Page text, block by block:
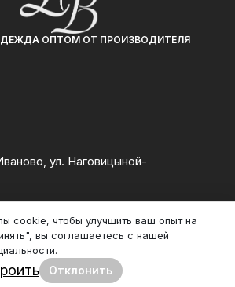
ОПТОМ ОТ ПРОИЗВОДИТЕЛЯ
ул. Наговицыной-
- менеджер
директор
- менеджер
cookie, чтобы улучшить ваш опыт на
вы соглашаетесь с нашей
Отклонить